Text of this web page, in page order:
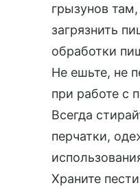
грызунов
загрязнить
обработки
Не ешьте, не
при работе с
Всегда
перчатки,
Храните